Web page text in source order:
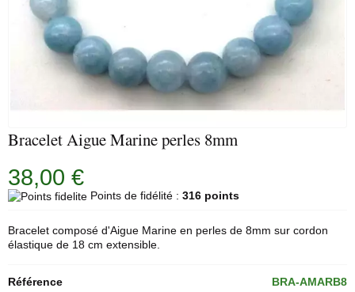
Bracelet Aigue Marine perles 8mm
38,00 €
Points de fidélité : 316 points
Bracelet composé d'Aigue Marine en perles de 8mm sur cordon
élastique de 18 cm extensible.
Référence BRA-AMARB8